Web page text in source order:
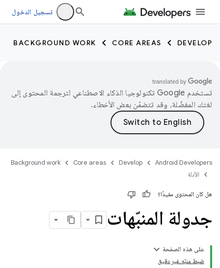
تسجيل الدخول
DEVELOP
CORE AREAS
BACKGROUND WORK
تستخدم Google تكنولوجيا الذكاء الاصطناعي لترجمة المحتوى إلى
لغتك المفضّلة، وقد تتضمّن بعض الأخطاء.
Android Developers
Develop
Core areas
Background work
الأدلة
هل كان المحتوى مفيدًا؟
جدولة المنبّهات
على هذه الصفحة
ضبط منبّه غير دقيق